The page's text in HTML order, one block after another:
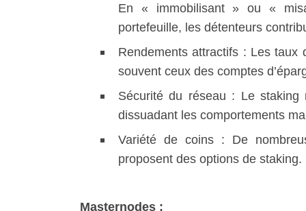
En « immobilisant » ou «
portefeuille, les détenteurs
Rendements attractifs : Les taux
souvent ceux des comptes
Sécurité du réseau : Le
dissuadant les comportements
Variété de coins : De
proposent des options de staking.
Masternodes :